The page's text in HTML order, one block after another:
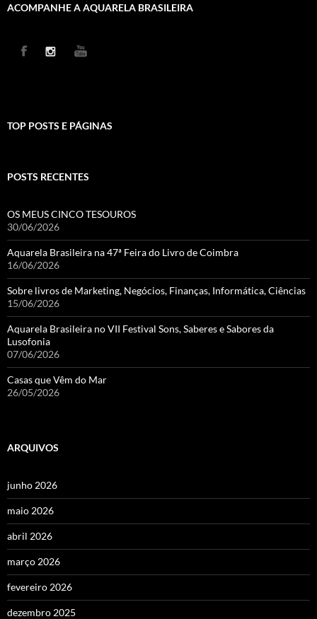
ACOMPANHE A AQUARELA BRASILEIRA
TOP POSTS E PÁGINAS
POSTS RECENTES
OS MEUS CINCO TESOUROS
30/06/2026
Aquarela Brasileira na 47ª Feira do Livro de Coimbra
16/06/2026
Sobre livros de Marketing, Negócios, Finanças, Informática, Ciências
15/06/2026
Aquarela Brasileira no VII Festival Sons, Saberes e Sabores da
Lusofonia
07/06/2026
Casas que Vêm do Mar
26/05/2026
ARQUIVOS
junho 2026
maio 2026
abril 2026
março 2026
fevereiro 2026
dezembro 2025